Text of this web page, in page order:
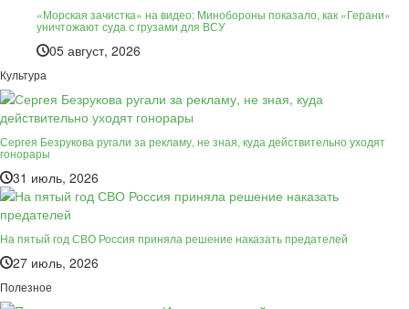
«Морская зачистка» на видео: Минобороны показало, как «Герани»
уничтожают суда с грузами для ВСУ
05 август, 2026
Культура
Сергея Безрукова ругали за рекламу, не зная, куда действительно уходят
гонорары
31 июль, 2026
На пятый год СВО Россия приняла решение наказать предателей
27 июль, 2026
Полезное